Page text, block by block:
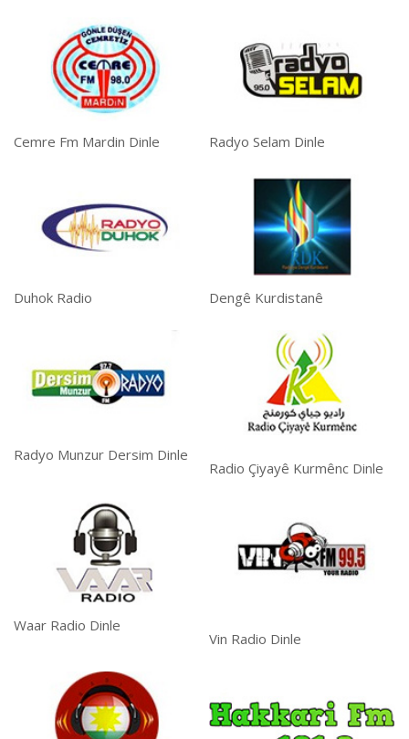
Cemre Fm Mardin Dinle Radyo Selam Dinle
Duhok Radio Dengê Kurdistanê
Radyo Munzur Dersim Dinle
Radio Çiyayê Kurmênc Dinle
Waar Radio Dinle
Vin Radio Dinle